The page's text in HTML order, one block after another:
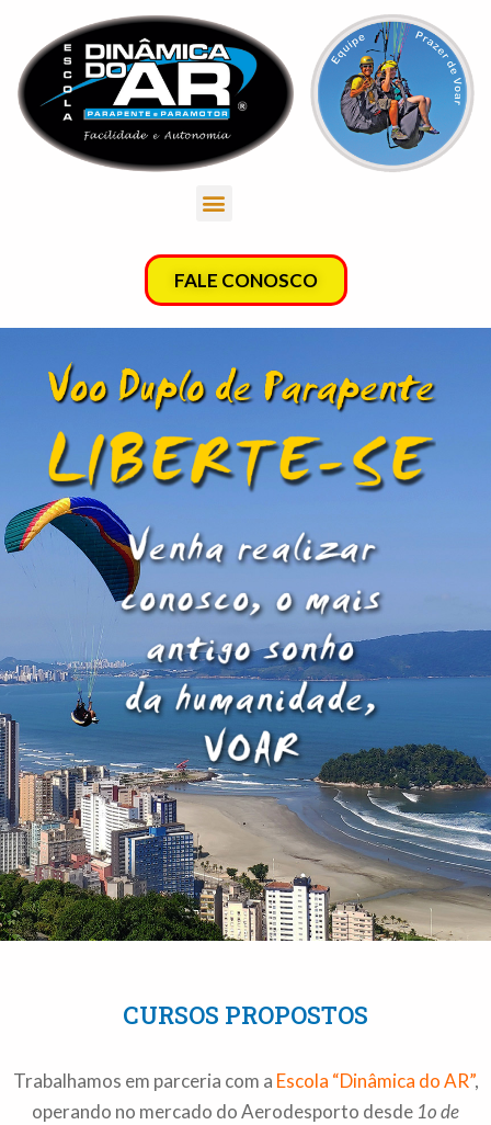
FALE CONOSCO
CURSOS PROPOSTOS
Trabalhamos em parceria com a Escola “Dinâmica do AR”,
operando no mercado do Aerodesporto desde 1o de